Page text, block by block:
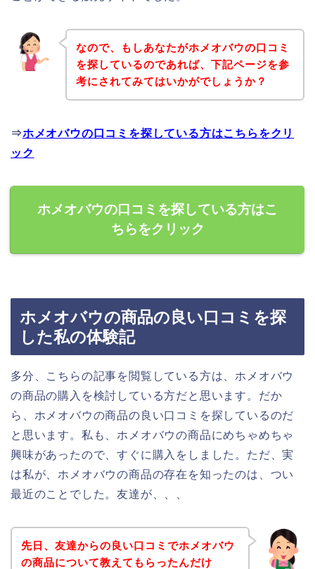
なので、もしあなたがホメオバウの口コミ
を探しているのであれば、下記ページを参
考にされてみてはいかがでしょうか？
⇒ホメオバウの口コミを探している方はこちらをクリ
ック
ホメオバウの口コミを探している方はこ
ちらをクリック
ホメオバウの商品の良い口コミを探
した私の体験記
多分、こちらの記事を閲覧している方は、ホメオバウ
の商品の購入を検討している方だと思います。だか
ら、ホメオバウの商品の良い口コミを探しているのだ
と思います。私も、ホメオバウの商品にめちゃめちゃ
興味があったので、すぐに購入をしました。ただ、実
は私が、ホメオバウの商品の存在を知ったのは、つい
最近のことでした。友達が、、、
先日、友達からの良い口コミでホメオバウ
の商品について教えてもらったんだけ